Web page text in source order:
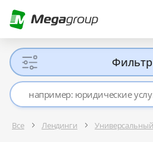
Фильтр
Все Лендинги